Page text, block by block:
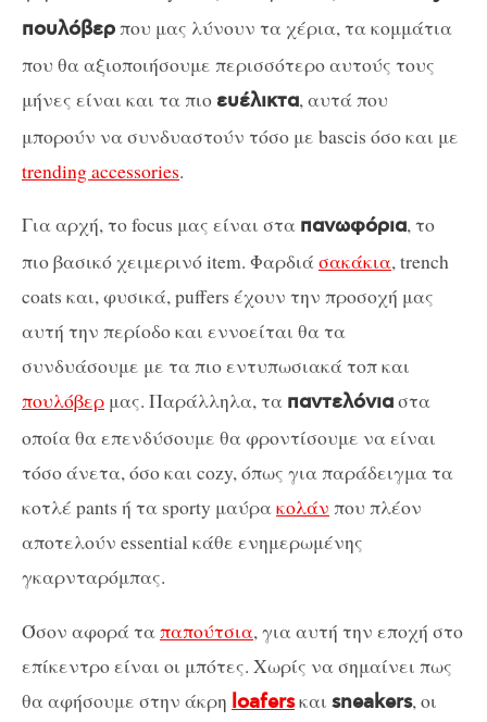
πουλόβερπου μας λύνουν τα χέρια, τα κομμάτια
που θα αξιοποιήσουμε περισσότερο αυτούς τους
μήνες είναι και τα πιο ευέλικτα, αυτά που
μπορούν να συνδυαστούν τόσο με bascis όσο και με
trending accessories.
Για αρχή, το focus μας είναι στα πανωφόρια, το
πιο βασικό χειμερινό item. Φαρδιάσακάκια, trench
coats και, φυσικά, puffers έχουν την προσοχή μας
αυτή την περίοδο και εννοείται θα τα
συνδυάσουμε με τα πιο εντυπωσιακά τοπ και
πουλόβερ μας. Παράλληλα, τα παντελόνιαστα
οποία θα επενδύσουμε θα φροντίσουμε να είναι
τόσο άνετα, όσο και cozy, όπως για παράδειγμα τα
κοτλέ pants ή τα sporty μαύρακολάν που πλέον
αποτελούν essential κάθε ενημερωμένης
γκαρνταρόμπας.
Όσον αφορά ταπαπούτσια, για αυτή την εποχή στο
επίκεντρο είναι οι μπότες. Χωρίς να σημαίνει πως
θα αφήσουμε στην άκρη loafersκαι sneakers, οι